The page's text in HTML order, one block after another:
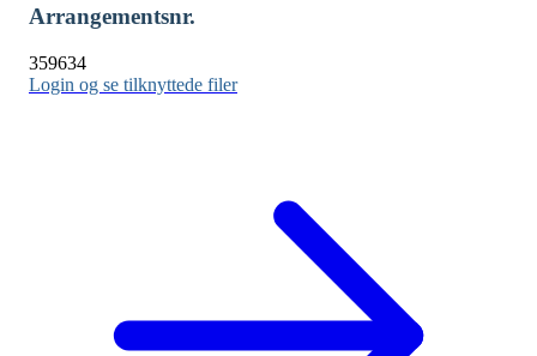
Arrangementsnr.
359634
Login og se tilknyttede filer